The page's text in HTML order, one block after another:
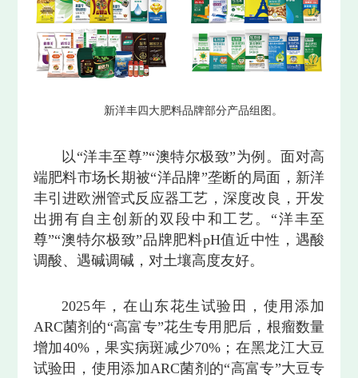
新洋丰四大肥料品牌部分产品组图。
以“洋丰至尊”“澳特尔极致”为例。面对高
端肥料市场长期被“洋品牌”垄断的局面，新洋
丰引进欧洲管式反应器工艺，深度改良，开发
出拥有自主创新的双段中和工艺。“洋丰至
尊”“澳特尔极致”品牌肥料pH值近中性，遇酸
调酸、遇碱调碱，对土壤高度友好。
2025年，在山东花生试验田，使用添加
ARC菌剂的“高富专”花生专用肥后，根瘤数量
增加40%，果实病斑减少70%；在黑龙江大豆
试验田，使用添加ARC菌剂的“高富专”大豆专